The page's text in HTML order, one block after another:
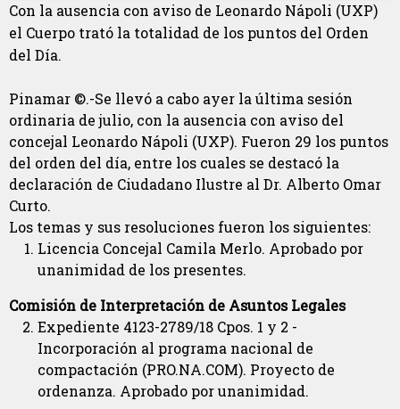
Con la ausencia con aviso de Leonardo Nápoli (UXP)
el Cuerpo trató la totalidad de los puntos del Orden
del Día.
Pinamar ©.-Se llevó a cabo ayer la última sesión
ordinaria de julio, con la ausencia con aviso del
concejal Leonardo Nápoli (UXP). Fueron 29 los puntos
del orden del día, entre los cuales se destacó la
declaración de Ciudadano Ilustre al Dr. Alberto Omar
Curto.
Los temas y sus resoluciones fueron los siguientes:
Licencia Concejal Camila Merlo. Aprobado por
unanimidad de los presentes.
Comisión de Interpretación de Asuntos Legales
Expediente 4123-2789/18 Cpos. 1 y 2 -
Incorporación al programa nacional de
compactación (PRO.NA.COM). Proyecto de
ordenanza. Aprobado por unanimidad.